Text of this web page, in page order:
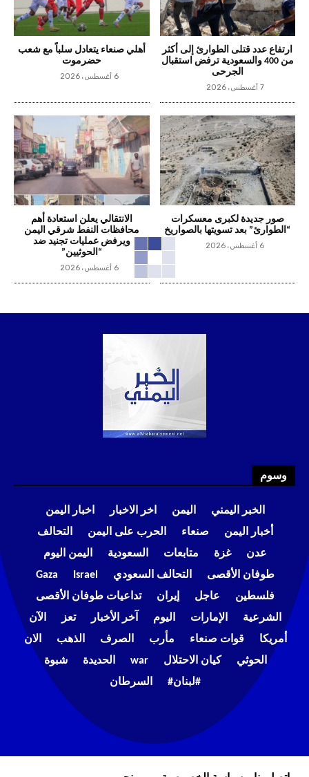
ارتفاع عدد قتلى الطوارئ إلى أكثر
من 400 والسعودية ترفض استقبال
الجرحى
7 أغسطس، 2026
أهلي صنعاء يتعادل سلباً مع شعب
حضرموت
6 أغسطس، 2026
صور جديدة لكبرى معسكرات
“الطوارئ” بعد تسويتها بالصواريخ
6 أغسطس، 2026
الانتقالي يعلن استعادة أهم
محافظات النفط شرقي اليمن
ويرفض عمليات تجنيد ضد
“الحوثيين”
6 أغسطس، 2026
وسوم
الخبر اليمني اليمن اخر الاخبار
اخبار اليمن
أخبار اليمن
صنعاء الحرب على اليمن
التحالف
عدن
غزة متابعات السعودية
اليمن اليوم
طوفان الأقصى
التحالف السعودي Israel
Gaza
فلسطين
عاجل إيران
تداعيات طوفان الأقصى
الشرعية
الإمارات اليوم آخر الأخبار تعز
الآن
أمريكا
قوات صنعاء مأرب الصرف الذهب
الان
الحوثي
كيان الاحتلال war الحديدة
شبوة
#لبنان#
السرطان